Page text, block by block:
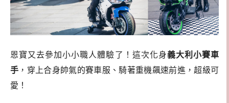
恩寶又去參加小小職人體驗了！這次化身義大利小賽車
手 ，穿上合身帥氣的賽車服、騎著重機飆速前進，超級可
愛！